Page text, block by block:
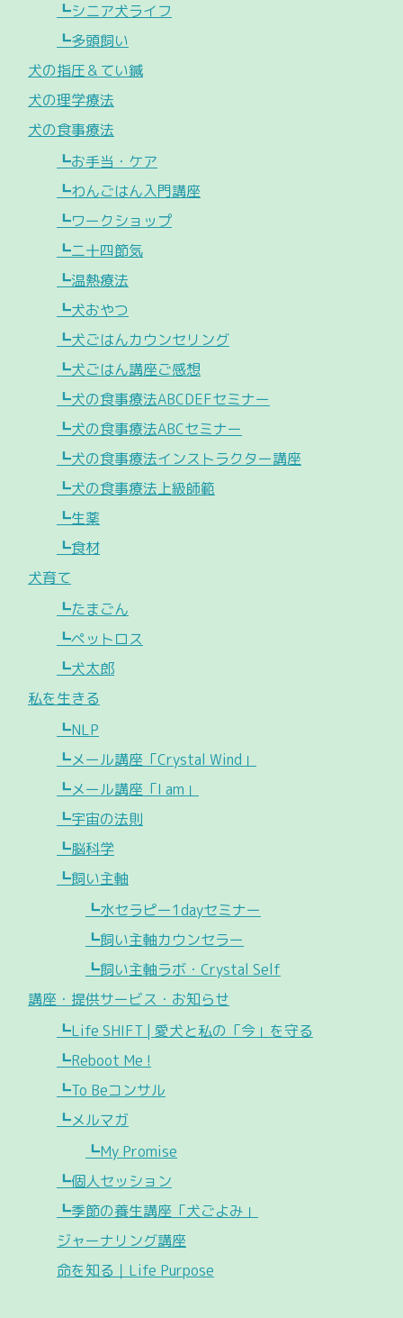
┗シニア犬ライフ
┗多頭飼い
犬の指圧＆てい鍼
犬の理学療法
犬の食事療法
┗お手当・ケア
┗わんごはん入門講座
┗ワークショップ
┗二十四節気
┗温熱療法
┗犬おやつ
┗犬ごはんカウンセリング
┗犬ごはん講座ご感想
┗犬の食事療法ABCDEFセミナー
┗犬の食事療法ABCセミナー
┗犬の食事療法インストラクター講座
┗犬の食事療法上級師範
┗生薬
┗食材
犬育て
┗たまごん
┗ペットロス
┗犬太郎
私を生きる
┗NLP
┗メール講座「Crystal Wind」
┗メール講座「I am」
┗宇宙の法則
┗脳科学
┗飼い主軸
┗水セラピー1dayセミナー
┗飼い主軸カウンセラー
┗飼い主軸ラボ・Crystal Self
講座・提供サービス・お知らせ
┗Life SHIFT | 愛犬と私の「今」を守る
┗Reboot Me !
┗To Beコンサル
┗メルマガ
┗My Promise
┗個人セッション
┗季節の養生講座「犬ごよみ」
ジャーナリング講座
命を知る｜Life Purpose